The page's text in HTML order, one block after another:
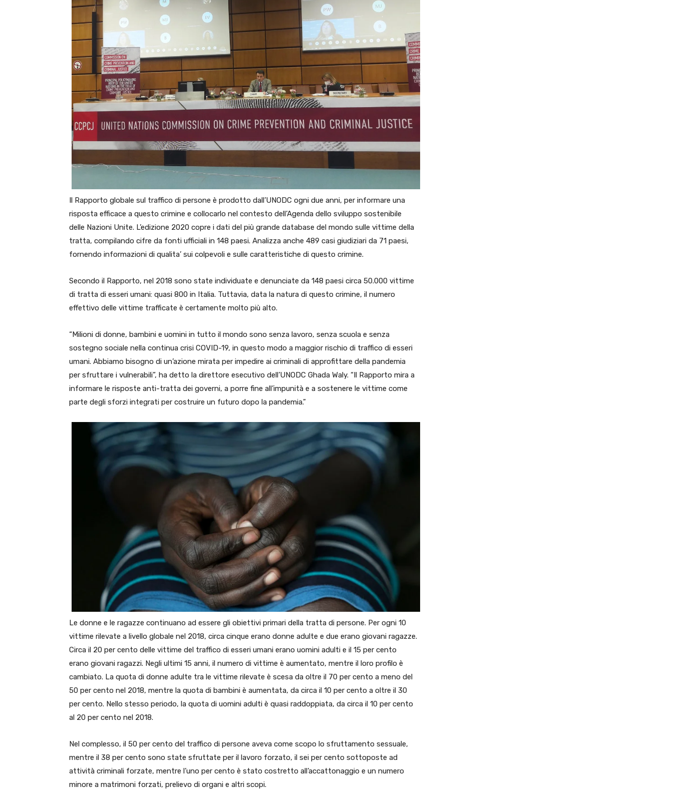
Il Rapporto globale sul traffico di persone è prodotto dall’UNODC ogni due anni, per informare una
risposta efficace a questo crimine e collocarlo nel contesto dell’Agenda dello sviluppo sostenibile
delle Nazioni Unite. L’edizione 2020 copre i dati del più grande database del mondo sulle vittime della
tratta, compilando cifre da fonti ufficiali in 148 paesi. Analizza anche 489 casi giudiziari da 71 paesi,
fornendo informazioni di qualita’ sui colpevoli e sulle caratteristiche di questo crimine.
Secondo il Rapporto, nel 2018 sono state individuate e denunciate da 148 paesi circa 50.000 vittime
di tratta di esseri umani: quasi 800 in Italia. Tuttavia, data la natura di questo crimine, il numero
effettivo delle vittime trafficate è certamente molto più alto.
“Milioni di donne, bambini e uomini in tutto il mondo sono senza lavoro, senza scuola e senza
sostegno sociale nella continua crisi COVID-19, in questo modo a maggior rischio di traffico di esseri
umani. Abbiamo bisogno di un’azione mirata per impedire ai criminali di approfittare della pandemia
per sfruttare i vulnerabili”, ha detto la direttore esecutivo dell’UNODC Ghada Waly. “Il Rapporto mira a
informare le risposte anti-tratta dei governi, a porre fine all’impunità e a sostenere le vittime come
parte degli sforzi integrati per costruire un futuro dopo la pandemia.”
Le donne e le ragazze continuano ad essere gli obiettivi primari della tratta di persone. Per ogni 10
vittime rilevate a livello globale nel 2018, circa cinque erano donne adulte e due erano giovani ragazze.
Circa il 20 per cento delle vittime del traffico di esseri umani erano uomini adulti e il 15 per cento
erano giovani ragazzi. Negli ultimi 15 anni, il numero di vittime è aumentato, mentre il loro profilo è
cambiato. La quota di donne adulte tra le vittime rilevate è scesa da oltre il 70 per cento a meno del
50 per cento nel 2018, mentre la quota di bambini è aumentata, da circa il 10 per cento a oltre il 30
per cento. Nello stesso periodo, la quota di uomini adulti è quasi raddoppiata, da circa il 10 per cento
al 20 per cento nel 2018.
Nel complesso, il 50 per cento del traffico di persone aveva come scopo lo sfruttamento sessuale,
mentre il 38 per cento sono state sfruttate per il lavoro forzato, il sei per cento sottoposte ad
attività criminali forzate, mentre l’uno per cento è stato costretto all’accattonaggio e un numero
minore a matrimoni forzati, prelievo di organi e altri scopi.